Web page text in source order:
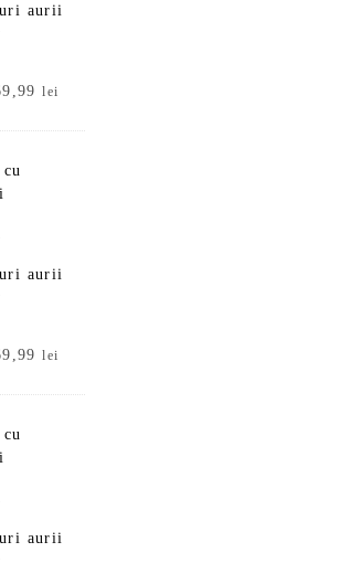
aurii
lei
este:
aurii
lei
este:
aurii